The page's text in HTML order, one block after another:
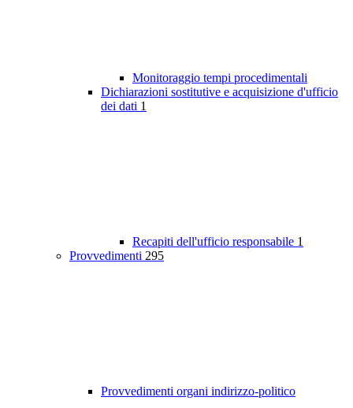
Monitoraggio tempi procedimentali
Dichiarazioni sostitutive e acquisizione d'ufficio
dei dati 1
Recapiti dell'ufficio responsabile 1
Provvedimenti 295
Provvedimenti organi indirizzo-politico